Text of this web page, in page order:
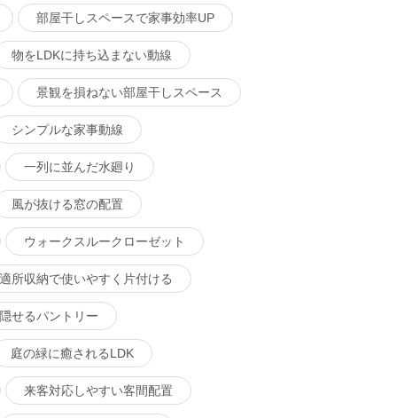
部屋干しスペースで家事効率UP
物をLDKに持ち込まない動線
景観を損ねない部屋干しスペース
シンプルな家事動線
一列に並んだ水廻り
風が抜ける窓の配置
ウォークスルークローゼット
適所収納で使いやすく片付ける
隠せるパントリー
庭の緑に癒されるLDK
来客対応しやすい客間配置